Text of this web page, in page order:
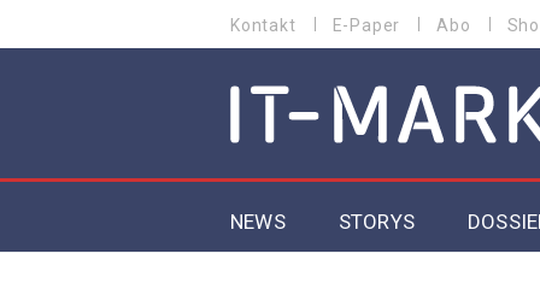
zum
MENU
Kontakt E-Paper Abo
MAIN NAVIGATION
NEWS STORYS